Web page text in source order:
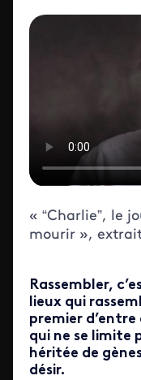
ID de la video FTV
« “Charlie”, le
mourir »,
Rassembler,
lieux qui
premier
qui ne se limite
héritée de
désir.